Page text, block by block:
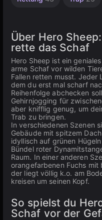
Über Hero
rette das Schaf
Hero Sheep ist ein
arme Schaf vor wilden
Fallen retten musst. Jeder
dem du erst mal scharf
Reihenfolge abchecken
Gehirnjogging für
aber knifflig genug, um
Trab zu bringen.
In verschiedenen Szenen
Gebäude mit spitzem
idyllisch auf grünen
Bündel roter
Raum. In einer anderen
orangefarbenen Fuchs mit
der liegt völlig k.o. am
kreisen um seinen Kopf.
So spielst du
Schaf vor der